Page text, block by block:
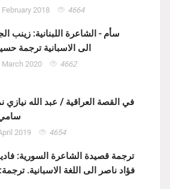
February 2018 4664
سأم - الشاعرة اللبنانية: زينب
الى الاسبانية ترجمة
March 2020 4662
في القصة العراقية / عبد الله نيازي
2019 4654
ترجمة قصيدة الشاعرة السورية:
فؤاد ناصر الى اللغة الاسبانية.